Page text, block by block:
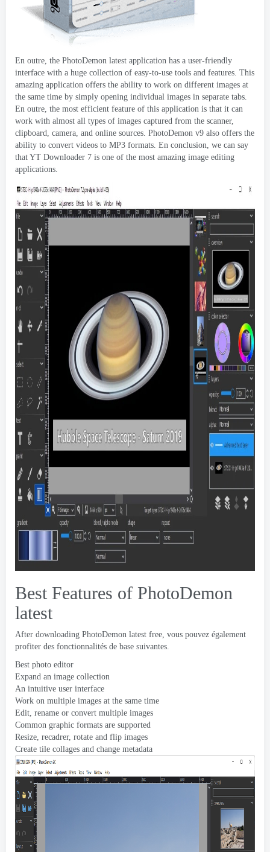
En outre, the PhotoDemon latest application has a user-friendly
interface with a huge collection of easy-to-use tools and features. This
amazing application offers the ability to work on different images at
the same time by simply opening individual images in separate tabs.
En outre, the most efficient feature of this application is that it can
work with almost all types of images captured from the scanner,
clipboard, camera, and online sources. PhotoDemon v9 also offers the
ability to convert videos to MP3 formats. En conclusion, we can say
that YT Downloader 7 is one of the most amazing image editing
applications.
Best Features of PhotoDemon
latest
After downloading PhotoDemon latest free, vous pouvez également
profiter des fonctionnalités de base suivantes.
Best photo editor
Expand an image collection
An intuitive user interface
Work on multiple images at the same time
Edit, rename or convert multiple images
Common graphic formats are supported
Resize, recadrer, rotate and flip images
Create tile collages and change metadata